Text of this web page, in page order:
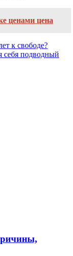
ценами цена
к свободе?
подводный